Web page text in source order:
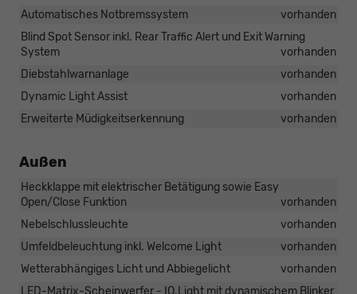
Automatisches Notbremssystem
vorhanden
Blind Spot Sensor inkl. Rear Traffic Alert und Exit Warning
System
vorhanden
Diebstahlwarnanlage
vorhanden
Dynamic Light Assist
vorhanden
Erweiterte Müdigkeitserkennung
vorhanden
Außen
Heckklappe mit elektrischer Betätigung sowie Easy
Open/Close Funktion
vorhanden
Nebelschlussleuchte
vorhanden
Umfeldbeleuchtung inkl. Welcome Light
vorhanden
Wetterabhängiges Licht und Abbiegelicht
vorhanden
LED-Matrix-Scheinwerfer - IQ.Light mit dynamischem Blinker